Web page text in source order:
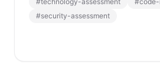
#security-assessment